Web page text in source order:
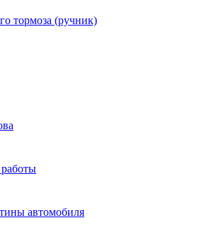
тормоза (ручник)
автомобиля